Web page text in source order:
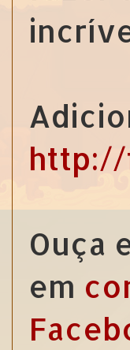
http://
Ouça
em